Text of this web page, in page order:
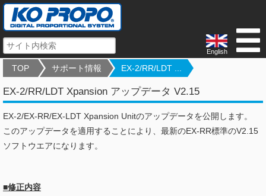
English
TOP サポート情報 EX-2/RR/LDT ...
EX-2/RR/LDT Xpansion アップデータ V2.15
EX-2/EX-RR/EX-LDT Xpansion Unitのアップデータを公開します。
このアップデータを適用することにより、最新のEX-RR標準のV2.15
ソフトウエアになります。
■修正内容